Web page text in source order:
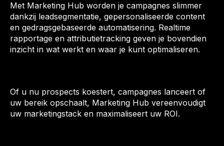
Met Marketing Hub worden je campagnes slimmer
dankzij leadsegmentatie, gepersonaliseerde content
en gedragsgebaseerde automatisering. Realtime
rapportage en attributietracking geven je bovendien
inzicht in wat werkt en waar je kunt optimaliseren.
Of u nu prospects koestert, campagnes lanceert of
uw bereik opschaalt, Marketing Hub vereenvoudigt
uw marketingstack en maximaliseert uw ROI.